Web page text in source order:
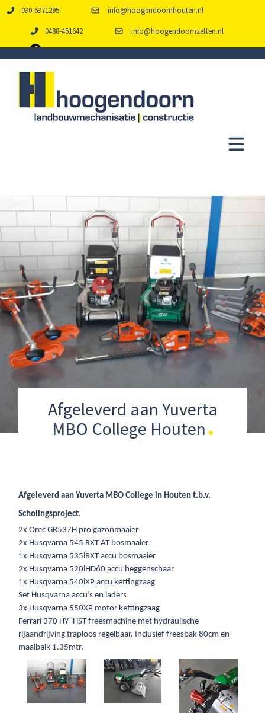
030-6371295 info@hoogendoornhouten.nl
0488-451642 info@hoogendoornzetten.nl
Afgeleverd aan Yuverta
MBO College Houten
Afgeleverd aan Yuverta MBO College in Houten t.b.v.
Scholingsproject.
2x Orec GR537H pro gazonmaaier
2x Husqvarna 545 RXT AT bosmaaier
1x Husqvarna 535iRXT accu bosmaaier
2x Husqvarna 520iHD60 accu heggenschaar
1x Husqvarna 540iXP accu kettingzaag
Set Husqvarna accu’s en laders
3x Husqvarna 550XP motor kettingzaag
Ferrari 370 HY- HST freesmachine met hydraulische
rijaandrijving traploos regelbaar. Inclusief freesbak 80cm en
maaibalk 1.35mtr.